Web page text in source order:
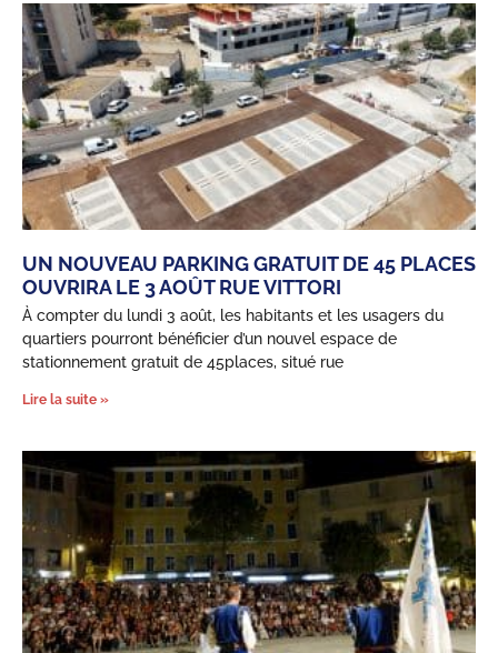
UN NOUVEAU PARKING GRATUIT DE 45 PLACES
OUVRIRA LE 3 AOÛT RUE VITTORI
À compter du lundi 3 août, les habitants et les usagers du
quartiers pourront bénéficier d’un nouvel espace de
stationnement gratuit de 45places, situé rue
Lire la suite »